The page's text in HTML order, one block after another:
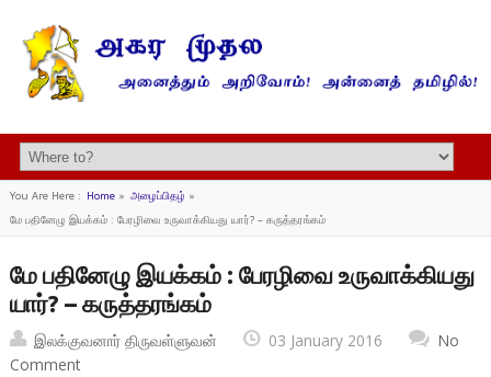
You Are Here : Home» அழைப்பிதழ் »
மே பதினேழு இயக்கம் : பேரழிவை உருவாக்கியது யார்? – கருத்தரங்கம்
மே பதினேழு இயக்கம் : பேரழிவை உருவாக்கியது
யார்? – கருத்தரங்கம்
இலக்குவனார் திருவள்ளுவன் 03 January 2016
No
Comment